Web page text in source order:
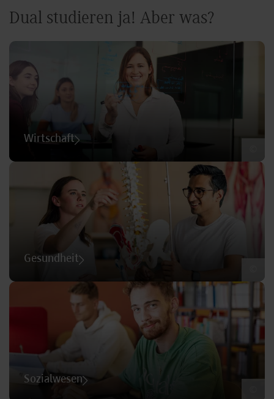
Dual studieren ja! Aber was?
Wirtschaft
Gesundheit
Sozialwesen